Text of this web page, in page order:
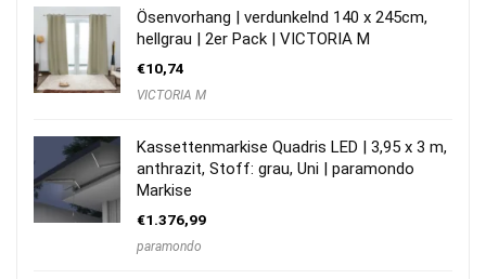
Ösenvorhang | verdunkelnd 140 x 245cm,
hellgrau | 2er Pack | VICTORIA M
€10,74
VICTORIA M
Kassettenmarkise Quadris LED | 3,95 x 3 m,
anthrazit, Stoff: grau, Uni | paramondo
Markise
€1.376,99
paramondo